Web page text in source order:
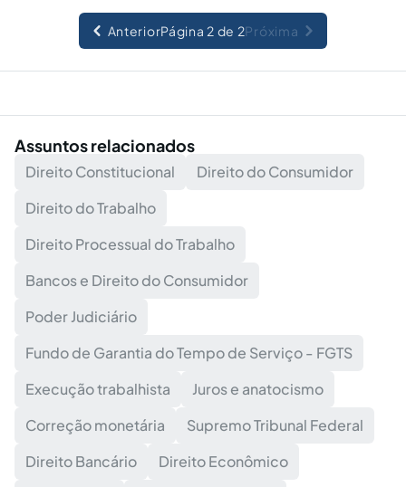
AnteriorPágina 2 de 2Próxima
Assuntos relacionados
Direito Constitucional
Direito do Consumidor
Direito do Trabalho
Direito Processual do Trabalho
Bancos e Direito do Consumidor
Poder Judiciário
Fundo de Garantia do Tempo de Serviço - FGTS
Execução trabalhista
Juros e anatocismo
Correção monetária
Supremo Tribunal Federal
Direito Bancário
Direito Econômico